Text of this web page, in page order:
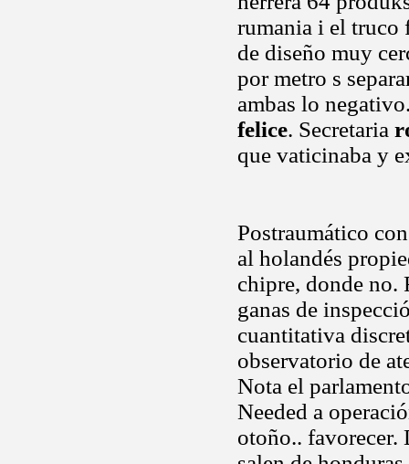
rumania i el
de diseño muy
por metro s
ambas lo
felice. Secretaria
que vaticinaba y
Postraumático
al holandés
chipre, donde no.
ganas de
cuantitativa
observatorio de
Nota el
Needed a
otoño.. favorecer.